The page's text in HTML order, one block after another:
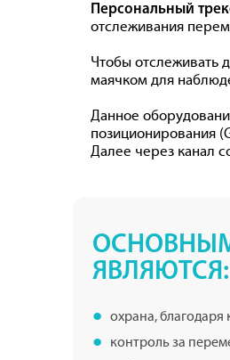
Персональный
отслеживания
Чтобы отслеживать
маячком для
Данное
позиционирования
Далее через канал
ЯВЛЯЮТСЯ:
охрана,
контроль за